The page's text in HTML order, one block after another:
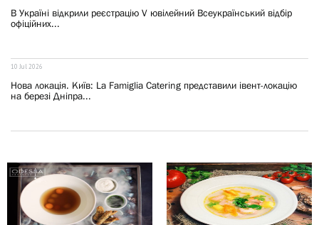
В Україні відкрили реєстрацію V ювілейний Всеукраїнський відбір
офіційних...
10 Jul 2026
Нова локація. Київ: La Famiglia Catering представили івент-локацію
на березі Дніпра...